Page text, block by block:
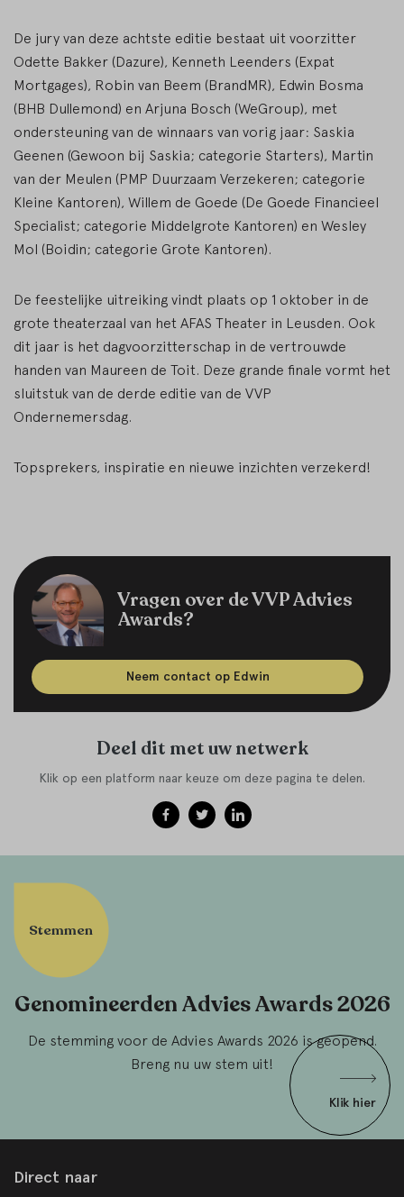
De jury van deze achtste editie bestaat uit voorzitter
Odette Bakker (Dazure), Kenneth Leenders (Expat
Mortgages), Robin van Beem (BrandMR), Edwin Bosma
(BHB Dullemond) en Arjuna Bosch (WeGroup), met
ondersteuning van de winnaars van vorig jaar: Saskia
Geenen (Gewoon bij Saskia; categorie Starters), Martin
van der Meulen (PMP Duurzaam Verzekeren; categorie
Kleine Kantoren), Willem de Goede (De Goede Financieel
Specialist; categorie Middelgrote Kantoren) en Wesley
Mol (Boidin; categorie Grote Kantoren).
De feestelijke uitreiking vindt plaats op 1 oktober in de
grote theaterzaal van het AFAS Theater in Leusden. Ook
dit jaar is het dagvoorzitterschap in de vertrouwde
handen van Maureen de Toit. Deze grande finale vormt het
sluitstuk van de derde editie van de VVP
Ondernemersdag.
Topsprekers, inspiratie en nieuwe inzichten verzekerd!
Vragen over de VVP Advies
Awards?
Neem contact op Edwin
Deel dit met uw netwerk
Klik op een platform naar keuze om deze pagina te delen.
Stemmen
Genomineerden Advies Awards 2026
De stemming voor de Advies Awards 2026 is geopend.
Breng nu uw stem uit!
Klik hier
Direct naar